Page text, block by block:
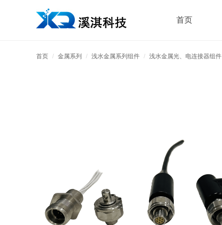
首页
首页 / 金属系列 / 浅水金属系列组件 / 浅水金属光、电连接器组件